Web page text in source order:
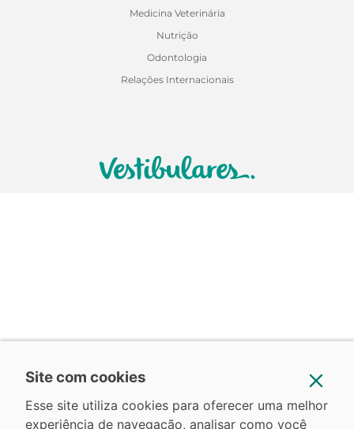
Medicina Veterinária
Nutrição
Odontologia
Relações Internacionais
Site com cookies
Esse site utiliza cookies para oferecer uma melhor
experiência de navegação, analisar como você